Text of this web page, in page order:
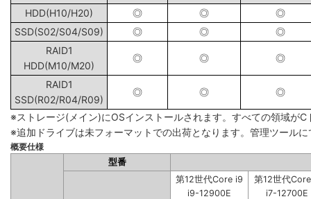
HDD(H10/H20) ◎ ◎
◎
SSD(S02/S04/S09)
◎ ◎
◎
RAID1
HDD(M10/M20)
◎ ◎ ◎
RAID1
SSD(R02/R04/R09)
◎ ◎ ◎
※ストレージ(メイン)にOSインストールされます。すべての領域がC
※追加ドライブは未フォーマットでの出荷となります。管理ツール
概要仕様
型番
第12世代Core i9
i9-12900E
第12世代
i7-12700E